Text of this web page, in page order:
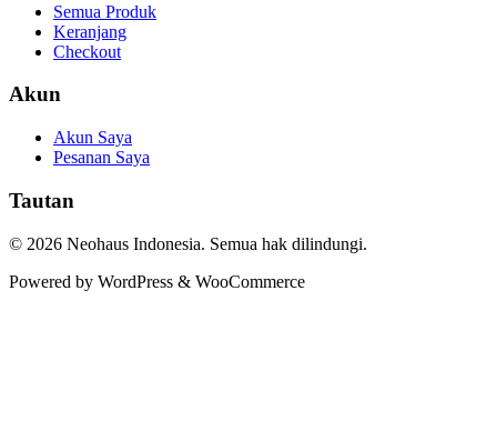
Semua Produk
Keranjang
Checkout
Akun
Akun Saya
Pesanan Saya
Tautan
© 2026 Neohaus Indonesia. Semua hak dilindungi.
Powered by WordPress & WooCommerce